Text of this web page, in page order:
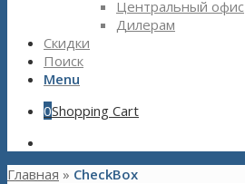
Центральный офис
Дилерам
Скидки
Поиск
Menu
0Shopping Cart
Главная » CheckBox